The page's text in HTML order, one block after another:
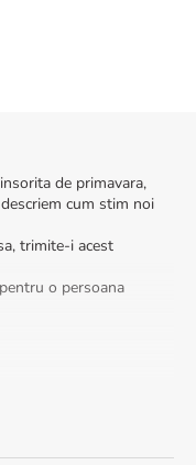
de primavara,
cum stim noi
trimite-i acest
o persoana
lisianthus alb-roz,
aranjamentului)